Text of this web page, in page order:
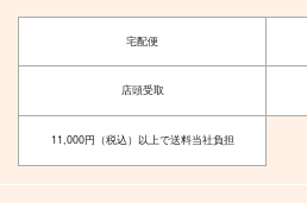
宅配便
店頭受取
11,000円（税込）以上で送料当社負担